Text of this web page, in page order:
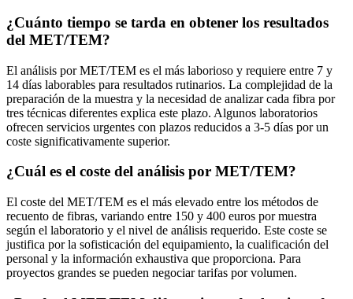
¿Cuánto tiempo se tarda en obtener los resultados
del MET/TEM?
El análisis por MET/TEM es el más laborioso y requiere entre 7 y
14 días laborables para resultados rutinarios. La complejidad de la
preparación de la muestra y la necesidad de analizar cada fibra por
tres técnicas diferentes explica este plazo. Algunos laboratorios
ofrecen servicios urgentes con plazos reducidos a 3-5 días por un
coste significativamente superior.
¿Cuál es el coste del análisis por MET/TEM?
El coste del MET/TEM es el más elevado entre los métodos de
recuento de fibras, variando entre 150 y 400 euros por muestra
según el laboratorio y el nivel de análisis requerido. Este coste se
justifica por la sofisticación del equipamiento, la cualificación del
personal y la información exhaustiva que proporciona. Para
proyectos grandes se pueden negociar tarifas por volumen.